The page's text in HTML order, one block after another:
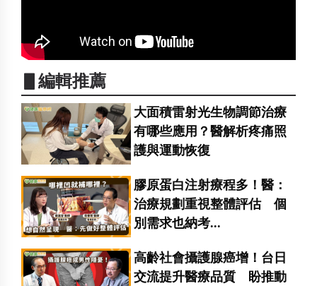
▋編輯推薦
大面積雷射光生物調節治療
有哪些應用？醫解析疼痛照
護與運動恢復
膠原蛋白注射療程多！醫：
治療規劃重視整體評估 個
別需求也納考...
高齡社會攝護腺癌增！台日
交流提升醫療品質 盼推動